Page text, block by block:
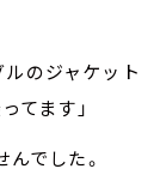
のジャケット
てます」
でした。